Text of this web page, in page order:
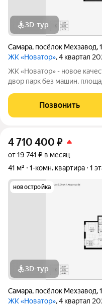
3D-тур
Самара, посёлок Мехзавод,
ЖК «Новатор», 4 квартал
ЖК «Новатор» - новое
двор парк без машин, площадь 2 000 м. Здесь есть
спортивные зоны
высшем уровне: система
Позвонить
4 710 400 ₽
от 19 741 ₽ в месяц
41 м²
1-комн. квартира 1
новостройка
3D-тур
Самара, посёлок Мехзавод,
ЖК «Новатор», 4 квартал